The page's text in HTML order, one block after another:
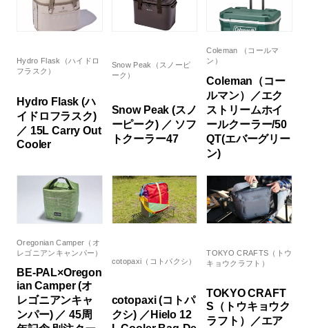
Hydro Flask（ハイドロ
フラスク）
Hydro Flask (ハ
イドロフラスク)
／ 15L Carry Out
Cooler
Snow Peak（スノーピ
ーク）
Snow Peak (スノ
ーピーク) ／ ソフ
トクーラー47
Coleman （コールマ
ン）
Coleman（コー
ルマン）／エク
ストリームホイ
ールクーラー/50
QT(エバーグリー
ン)
Oregonian Camper（オ
レゴニアンキャンパー）
BE-PAL×Oregon
ian Camper (オ
レゴニアンキャ
ンパー) ／ 45周
cotopaxi（コトパクシ）
cotopaxi (コトパ
クシ) ／Hielo 12
TOKYO CRAFTS（トウ
キョウクラフト）
TOKYO CRAFT
S（トウキョウク
ラフト）／エア